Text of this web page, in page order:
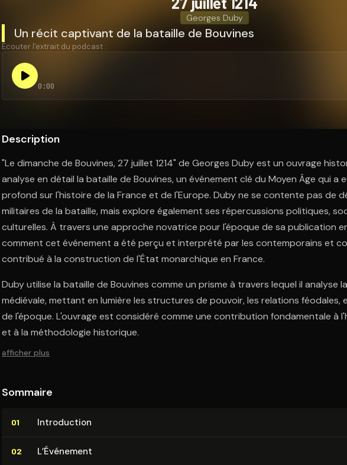
Georges Duby
Un récit captivant de la bataille de Bouvines
Écouter l'extrait du podcast :
0:00
Description
"Le dimanche de Bouvines, 27 juillet 1214" de Georges Duby est un ouvrage
analyse en détail la bataille de Bouvines, un événement clé du Moyen Âge qui a
profond sur l'histoire de la France et de l'Europe. Duby ne se contente pas de
militaires de la bataille, mais explore également ses répercussions politiques,
culturelles. À travers une approche novatrice pour l'époque de sa publication
comment cet événement a été perçu et interprété par les contemporains et
contribué à la construction de l'État monarchique en France.
Duby utilise la bataille de Bouvines comme un prisme à travers lequel il analyse
médiévale, mettant en lumière les structures de pouvoir, les relations féodales,
de l'époque. L'ouvrage est considéré comme une contribution fondamentale à
et à la méthodologie historique.
afficher plus
Sommaire
01 In­tro­duc­tion
02 L’Événement